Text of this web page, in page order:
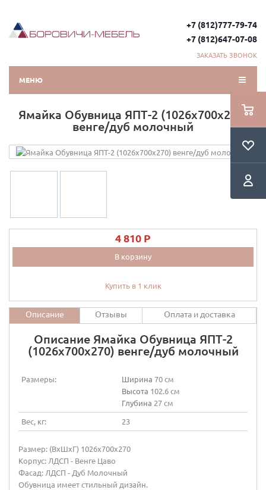
+7 (812)777-79-74
+7 (812)647-07-08
ЗАКАЗАТЬ ЗВОНОК
МЕНЮ
Ямайка Обувница ЯПТ-2 (1026х700х270)
венге/дуб молочный
4 810 P
В корзину
Купить в 1 клик
Описание Отзывы Оплата и доставка
Описание Ямайка Обувница ЯПТ-2
(1026х700х270) венге/дуб молочный
Размеры: Ширина 70 см
Высота 102.6 см
Глубина 27 см
Вес, кг:
23
Размер: (ВхШхГ) 1026х700х270
Корпус: ЛДСП - Венге Цаво
Фасад: ЛДСП - Дуб Молочный
Обувница имеет стильный дизайн.